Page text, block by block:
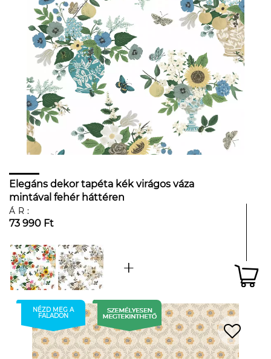
Elegáns dekor tapéta kék virágos váza
mintával fehér háttéren
ÁR:
73 990 Ft
NÉZD MEG A
FALADON